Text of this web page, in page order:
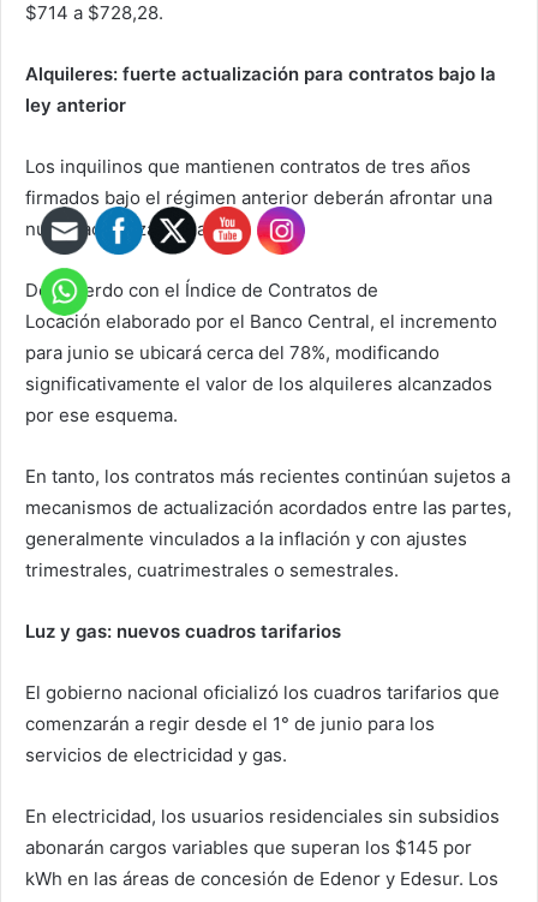
$714 a $728,28.
Alquileres: fuerte actualización para contratos bajo la
ley anterior
Los inquilinos que mantienen contratos de tres años
firmados bajo el régimen anterior deberán afrontar una
nueva actualización anual.
De acuerdo con el Índice de Contratos de
Locación elaborado por el Banco Central, el incremento
para junio se ubicará cerca del 78%, modificando
significativamente el valor de los alquileres alcanzados
por ese esquema.
En tanto, los contratos más recientes continúan sujetos a
mecanismos de actualización acordados entre las partes,
generalmente vinculados a la inflación y con ajustes
trimestrales, cuatrimestrales o semestrales.
Luz y gas: nuevos cuadros tarifarios
El gobierno nacional oficializó los cuadros tarifarios que
comenzarán a regir desde el 1° de junio para los
servicios de electricidad y gas.
En electricidad, los usuarios residenciales sin subsidios
abonarán cargos variables que superan los $145 por
kWh en las áreas de concesión de Edenor y Edesur. Los